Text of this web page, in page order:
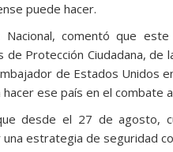
puede hacer.
Nacional, comentó que
de Protección Ciudadana, de
de Estados Unidos
hacer ese país en el combate
desde el 27 de agosto,
estrategia de seguridad